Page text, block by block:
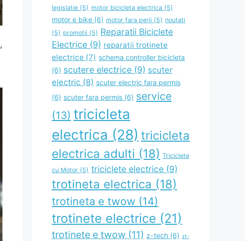
,
legislatie (5) motor bicicleta electrica (5)
motor e bike (6) motor fara perii (5) noutati
(5) promotii (5) Reparatii Biciclete
Electrice (9) reparatii trotinete
electrice (7) schema controller bicicleta
(6) scutere electrice (9) scuter
electric (8) scuter electric fara permis
(6) scuter fara permis (6) service
(13) tricicleta
electrica (28) tricicleta
electrica adulti (18) Triciclete
cu Motor (5) triciclete electrice (9)
trotineta electrica (18)
trotineta e twow (14)
trotinete electrice (21)
trotinete e twow (11) z-tech (6) zt-